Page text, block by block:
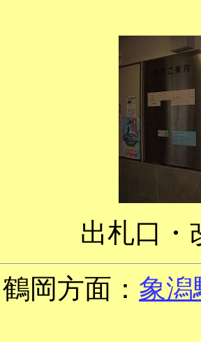
出札口・
岡方面： 象潟